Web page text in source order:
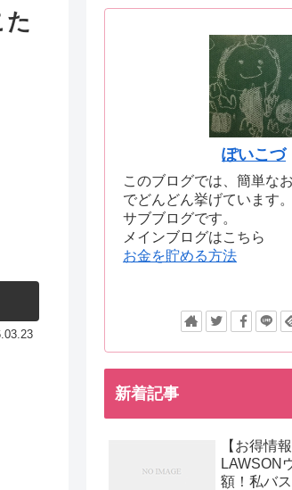
ぽいこづ
このブログでは、簡単な
でどんどん挙げています。
サブブログです。
メインブログはこちら
お金を貯める方法
新着記事
【お得情
LAWSON
額！私バ